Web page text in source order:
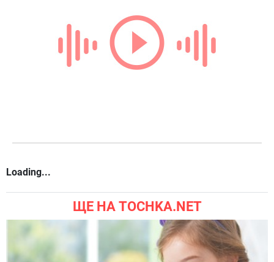
Loading...
ЩЕ НА TOCHKA.NET